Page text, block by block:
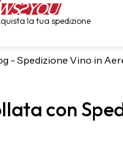
la tua spedizione
- Spedizione Vino in
con